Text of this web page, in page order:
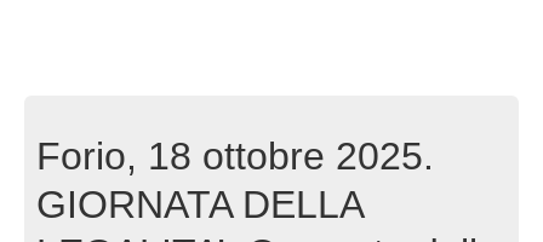
Forio, 18 ottobre 2025.
GIORNATA DELLA